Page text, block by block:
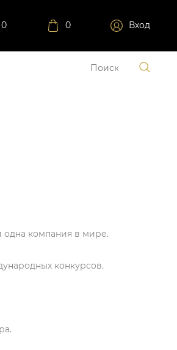
0 0 Вход
одна компания в мире.
конкурсов.